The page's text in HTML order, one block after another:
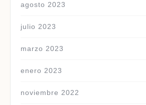
agosto 2023
julio 2023
marzo 2023
enero 2023
noviembre 2022